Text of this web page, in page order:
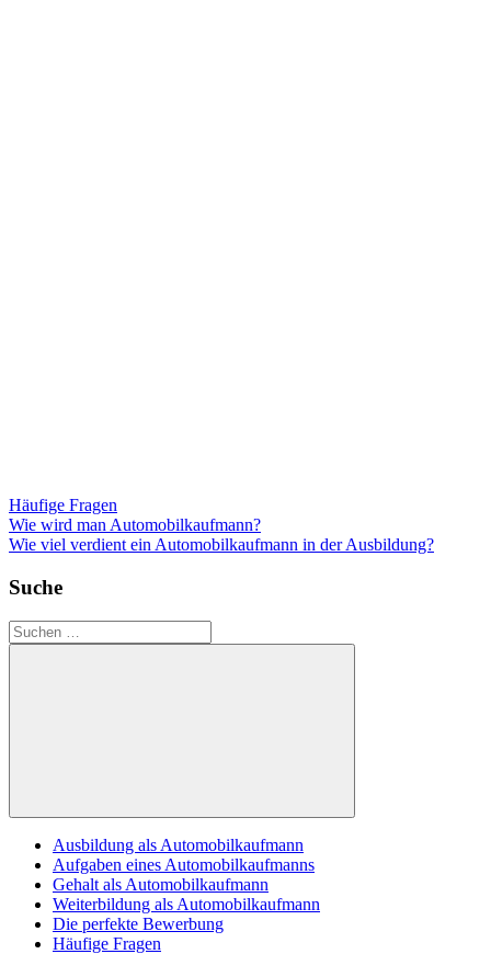
Häufige Fragen
Beitragsnavigation
Vorheriger
Beitrag:
Wie wird man Automobilkaufmann?
Nächster
Wie viel verdient ein Automobilkaufmann in der Ausbildung?
Suche
Suchen
nach:
Suchen
Ausbildung als Automobilkaufmann
Aufgaben eines Automobilkaufmanns
Gehalt als Automobilkaufmann
Weiterbildung als Automobilkaufmann
Die perfekte Bewerbung
Häufige Fragen